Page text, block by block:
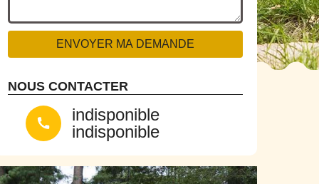
NOUS CONTACTER
indisponible
indisponible